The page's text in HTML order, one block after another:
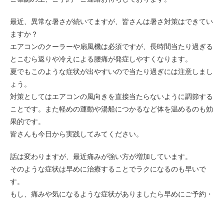
最近、異常な暑さが続いてますが、皆さんは暑さ対策はできてい
ますか？
エアコンのクーラーや扇風機は必須ですが、長時間当たり過ぎる
とこむら返りや冷えによる腰痛が発症しやすくなります。
夏でもこのような症状が出やすいので当たり過ぎには注意しまし
ょう。
対策としてはエアコンの風向きを直接当たらないように調節する
ことです。また軽めの運動や湯船につかるなど体を温めるのも効
果的です。
皆さんも今日から実践してみてください。
話は変わりますが、最近痛みが強い方が増加しています。
そのような症状は早めに治療することでラクになるのも早いで
す。
もし、痛みや気になるような症状がありましたら早めにご予約・